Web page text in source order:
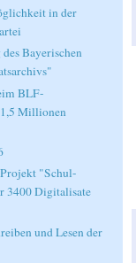
in der
Bayerischen
BLF-
Millionen
"Schul-
3400 Digitalisate
und Lesen der